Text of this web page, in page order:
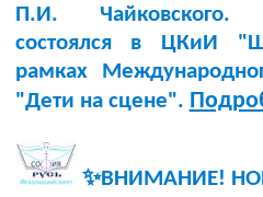
П.И. Чайковского.
состоялся в ЦКиИ
рамках
"Дети на сцене".
✨ВНИМАНИЕ!